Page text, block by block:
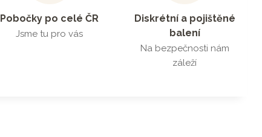
Pobočky po celé ČR
Jsme tu pro vás
Diskrétní a pojištěné
balení
Na bezpečnosti nám
záleží